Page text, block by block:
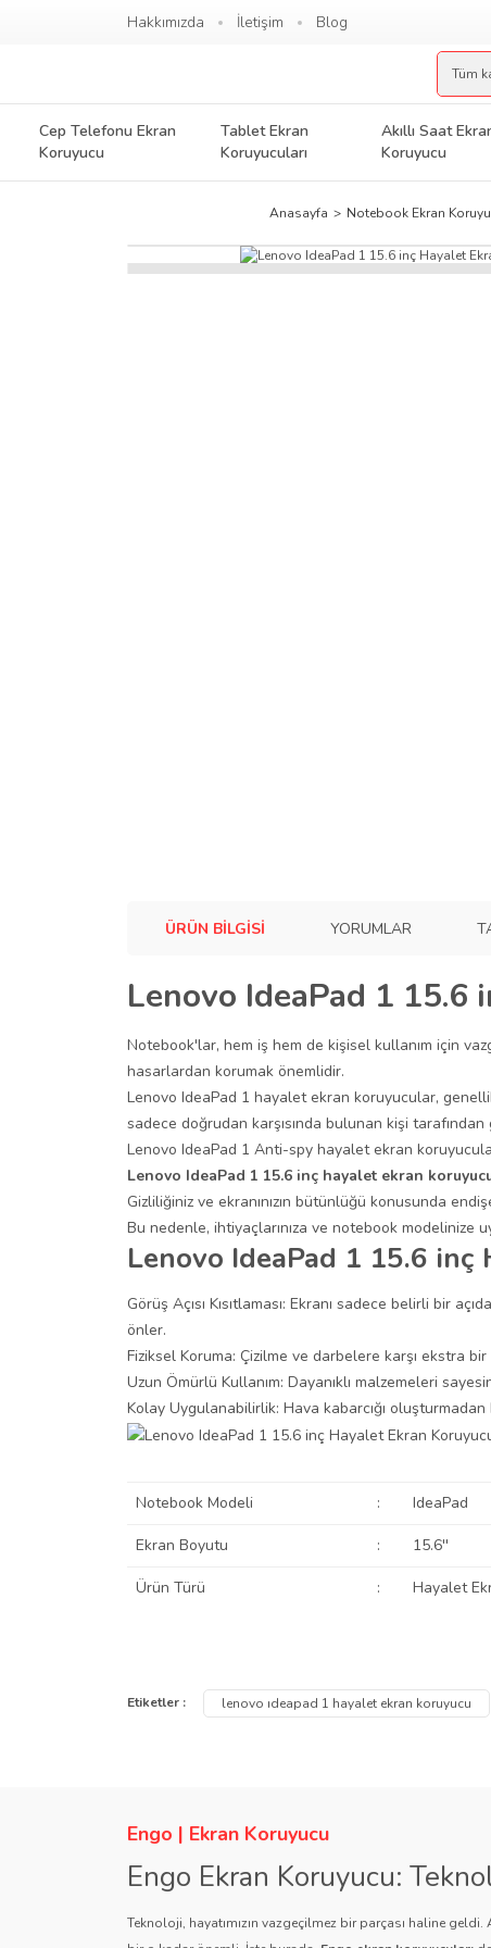
Hakkımızda İletişim Blog
Cep Telefonu Ekran
Koruyucu
Tablet Ekran
Koruyucuları
Akıllı Saat
Koruyucu
Anasayfa Notebook Ekran
ÜRÜN BILGISI YORUMLAR
Lenovo IdeaPad 1 15.6
Notebook'lar, hem iş hem de kişisel kullanım için
hasarlardan korumak önemlidir.
Lenovo IdeaPad 1 hayalet ekran koruyucular,
sadece doğrudan karşısında bulunan kişi
Lenovo IdeaPad 1 Anti-spy hayalet ekran
Lenovo IdeaPad 1 15.6 inç hayalet ekran
Gizliliğiniz ve ekranınızın bütünlüğü konusunda
Bu nedenle, ihtiyaçlarınıza ve notebook
Lenovo IdeaPad 1 15.6
Görüş Açısı Kısıtlaması: Ekranı sadece belirli bir
önler.
Fiziksel Koruma: Çizilme ve darbelere karşı ekstra bir
Uzun Ömürlü Kullanım: Dayanıklı malzemeleri
Kolay Uygulanabilirlik: Hava kabarcığı
Notebook Modeli : IdeaPad
Ekran Boyutu : 15.6''
Ürün Türü : Hayalet
Görüş ve önerileriniz için teşekkür ederiz.
Ürün bilgilerinde hatalar bulunuyor.
Ürün fiyatı diğer sitelerden daha pahalı.
Etiketler : lenovo ıdeapad 1 hayalet ekran koruyucu
Engo | Ekran Koruyucu
Engo Ekran Koruyucu:
Teknoloji, hayatımızın vazgeçilmez bir parçası haline